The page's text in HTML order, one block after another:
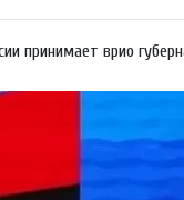
принимает врио